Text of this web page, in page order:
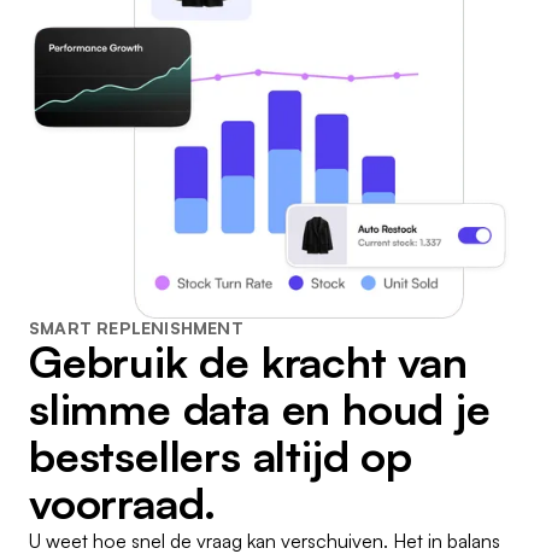
SMART REPLENISHMENT
Gebruik de kracht van
slimme data en houd je
bestsellers altijd op
voorraad.
U weet hoe snel de vraag kan verschuiven. Het in balans